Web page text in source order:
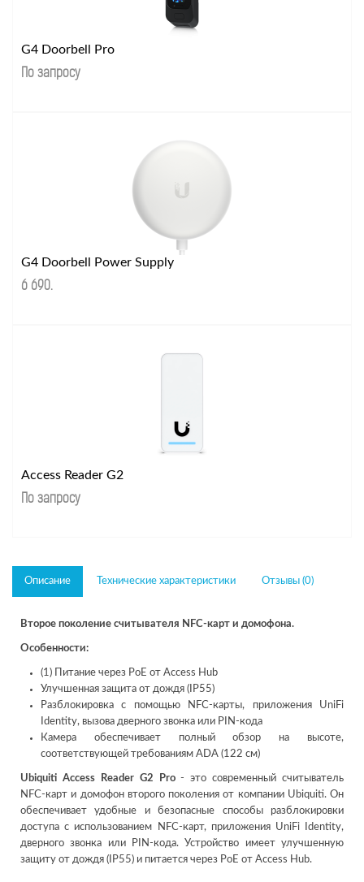
G4 Doorbell Pro
По запросу
G4 Doorbell Power Supply
6 690.
Access Reader G2
По запросу
Описание Технические характеристики Отзывы (0)
Второе поколение считывателя NFC-карт и домофона.
Особенности:
(1) Питание через PoE от Access Hub
Улучшенная защита от дождя (IP55)
Разблокировка с помощью NFC-карты, приложения UniFi
Identity, вызова дверного звонка или PIN-кода
Камера обеспечивает полный обзор на высоте,
соответствующей требованиям ADA (122 см)
Ubiquiti Access Reader G2 Pro- это современный считыватель
NFC-карт и домофон второго поколения от компании Ubiquiti. Он
обеспечивает удобные и безопасные способы разблокировки
доступа с использованием NFC-карт, приложения UniFi Identity,
дверного звонка или PIN-кода. Устройство имеет улучшенную
защиту от дождя (IP55) и питается через PoE от Access Hub.